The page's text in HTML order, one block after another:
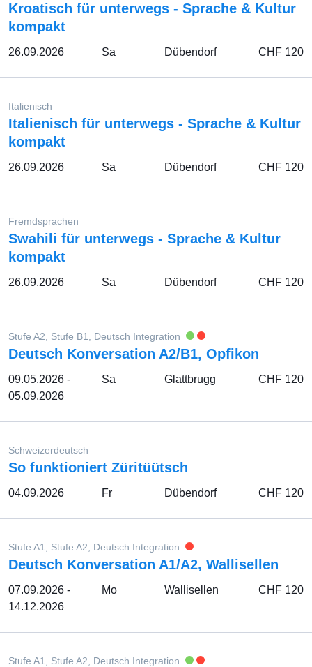
Kroatisch für unterwegs - Sprache & Kultur
kompakt
26.09.2026 Sa Dübendorf CHF 120
Italienisch
Italienisch für unterwegs - Sprache & Kultur
kompakt
26.09.2026 Sa Dübendorf CHF 120
Fremdsprachen
Swahili für unterwegs - Sprache & Kultur
kompakt
26.09.2026 Sa Dübendorf CHF 120
Stufe A2, Stufe B1, Deutsch Integration
Deutsch Konversation A2/B1, Opfikon
09.05.2026 -
05.09.2026
Sa Glattbrugg CHF 120
Schweizerdeutsch
So funktioniert Züritüütsch
04.09.2026 Fr Dübendorf CHF 120
Stufe A1, Stufe A2, Deutsch Integration
Deutsch Konversation A1/A2, Wallisellen
07.09.2026 -
14.12.2026
Mo Wallisellen CHF 120
Stufe A1, Stufe A2, Deutsch Integration